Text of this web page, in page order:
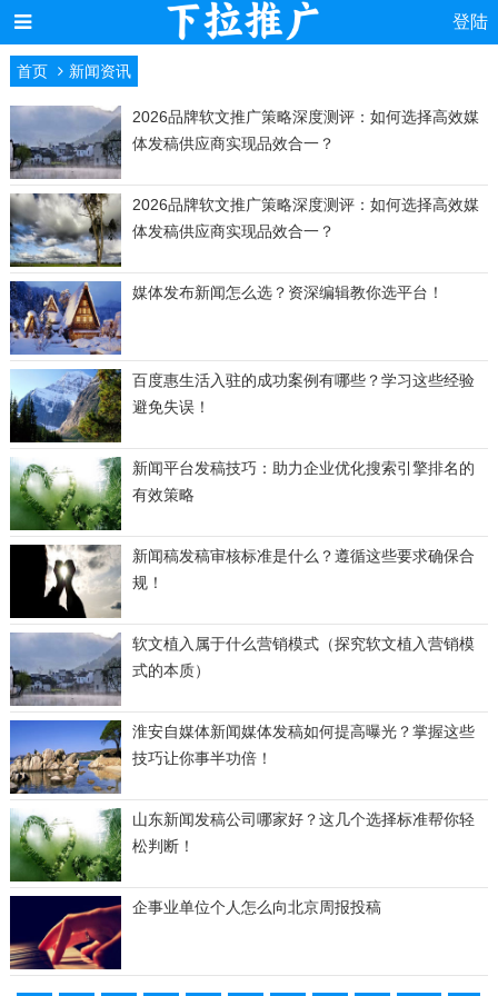
登陆
首页 新闻资讯
2026品牌软文推广策略深度测评：如何选择高效媒
体发稿供应商实现品效合一？
2026品牌软文推广策略深度测评：如何选择高效媒
体发稿供应商实现品效合一？
媒体发布新闻怎么选？资深编辑教你选平台！
百度惠生活入驻的成功案例有哪些？学习这些经验
避免失误！
新闻平台发稿技巧：助力企业优化搜索引擎排名的
有效策略
新闻稿发稿审核标准是什么？遵循这些要求确保合
规！
软文植入属于什么营销模式（探究软文植入营销模
式的本质）
淮安自媒体新闻媒体发稿如何提高曝光？掌握这些
技巧让你事半功倍！
山东新闻发稿公司哪家好？这几个选择标准帮你轻
松判断！
企事业单位个人怎么向北京周报投稿